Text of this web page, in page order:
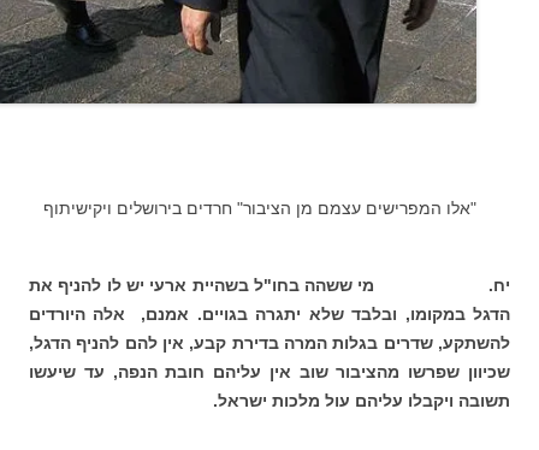
"אלו המפרישים עצמם מן הציבור" חרדים בירושלים ויקישיתוף
יח. מי ששהה בחו"ל בשהיית ארעי יש לו להניף את
הדגל במקומו, ובלבד שלא יתגרה בגויים. אמנם, אלה היורדים
להשתקע, שדרים בגלות המרה בדירת קבע, אין להם להניף הדגל,
שכיוון שפרשו מהציבור שוב אין עליהם חובת הנפה, עד שיעשו
תשובה ויקבלו עליהם עול מלכות ישראל.